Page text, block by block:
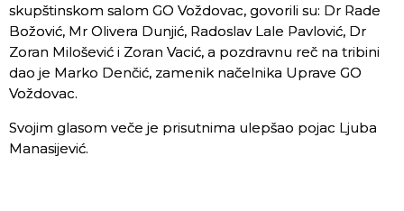
skupštinskom salom GO Voždovac, govorili su: Dr Rade
Božović, Mr Olivera Dunjić, Radoslav Lale Pavlović, Dr
Zoran Milošević i Zoran Vacić, a pozdravnu reč na tribini
dao je Marko Denčić, zamenik načelnika Uprave GO
Voždovac.
Svojim glasom veče je prisutnima ulepšao pojac Ljuba
Manasijević.